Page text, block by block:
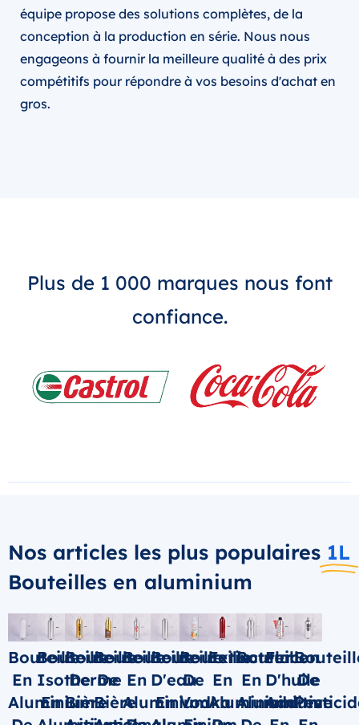
équipe propose des solutions complètes, de la
conception à la production en série. Nous nous
engageons à fournir la meilleure qualité à des prix
compétitifs pour répondre à vos besoins d'achat en
gros.
Plus de 1 000 marques nous font
confiance.
Nos articles les plus populaires 1L
Bouteilles en aluminium
Bouteille
En
Aluminium
Bouteille
Isotherme
En
Bouteille
De
Bière
Bouteille
De
Bière
Bouteille
En
Aluminium
Bouteille
D'eau
En
Bouteille
De
Vodka
Extincteur
En
Aluminium
Bouteille
En
Aluminium
Flacon
D'huile
Additive
De